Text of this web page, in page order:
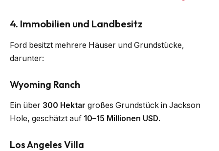
4. Immobilien und Landbesitz
Ford besitzt mehrere Häuser und Grundstücke,
darunter:
Wyoming Ranch
Ein über 300 Hektar großes Grundstück in Jackson
Hole, geschätzt auf 10–15 Millionen USD.
Los Angeles Villa